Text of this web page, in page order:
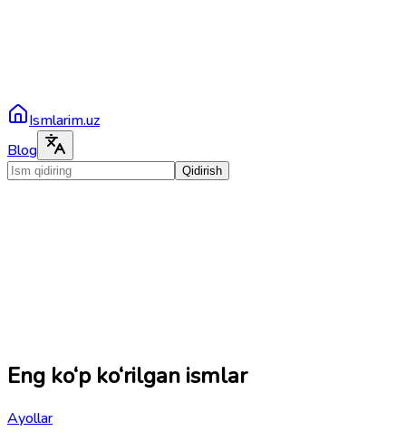
Ismlarim.uz
Blog
Qidirish
Eng ko‘p ko‘rilgan ismlar
Ayollar